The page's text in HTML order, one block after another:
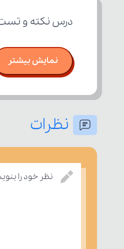
درس نکته و تست
نمایش بیشتر
نظرات
نظر خود را